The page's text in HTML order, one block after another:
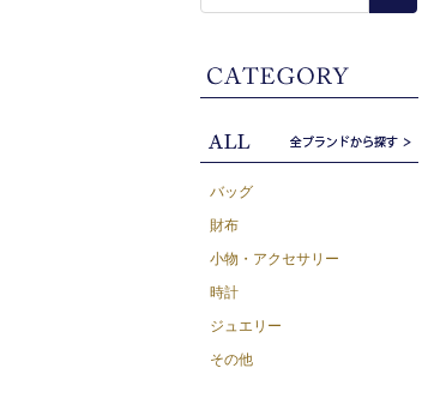
バッグ
財布
小物・アクセサリー
時計
ジュエリー
その他